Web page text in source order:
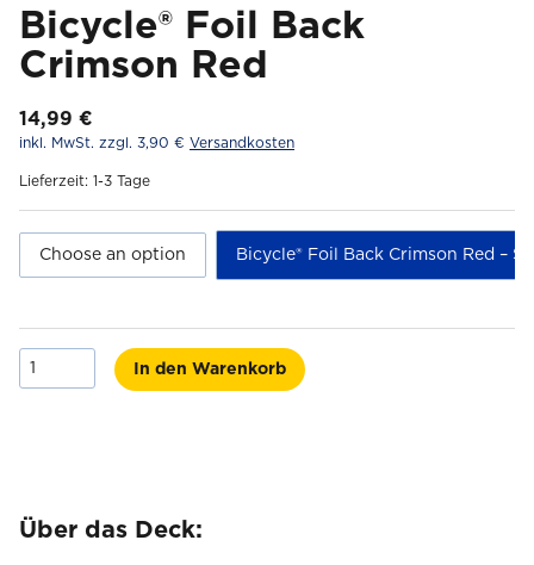
Bicycle® Foil Back
Crimson Red
14,99 €
inkl. MwSt. zzgl. 3,90 € Versandkosten
Lieferzeit: 1-3 Tage
Choose an option Bicycle® Foil Back Crimson Red –
Bicycle®
In den Warenkorb
Über das Deck: